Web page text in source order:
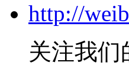
http://
关注我们